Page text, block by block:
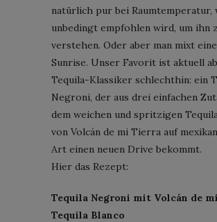
natürlich pur bei Raumtemperatur,
unbedingt empfohlen wird, um ihn
verstehen. Oder aber man mixt
Sunrise. Unser Favorit ist aktuell
Tequila-Klassiker schlechthin: ein
Negroni, der aus drei einfachen
dem weichen und spritzigen
von Volcán de mi Tierra auf
Art einen neuen Drive bekommt.
Hier das Rezept:
Tequila Negroni mit Volcán de
Tequila Blanco